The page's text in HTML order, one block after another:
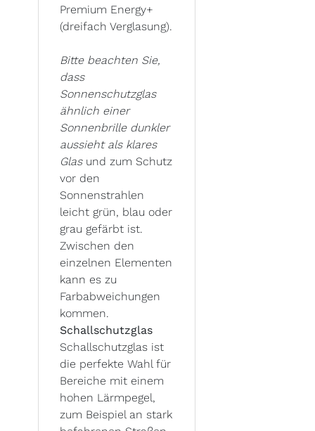
Premium Energy+
(dreifach Verglasung).
Bitte beachten Sie,
dass
Sonnenschutzglas
ähnlich einer
Sonnenbrille dunkler
aussieht als klares
Glasund zum Schutz
vor den
Sonnenstrahlen
leicht grün, blau oder
grau gefärbt ist.
Zwischen den
einzelnen Elementen
kann es zu
Farbabweichungen
kommen.
Schallschutzglas
Schallschutzglas ist
die perfekte Wahl für
Bereiche mit einem
hohen Lärmpegel,
zum Beispiel an stark